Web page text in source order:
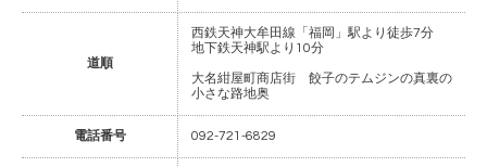
道順
西鉄天神大牟田線「福岡」駅より徒歩7分
地下鉄天神駅より10分
大名紺屋町商店街 餃子のテムジンの真裏の
小さな路地奥
電話番号 092-721-6829